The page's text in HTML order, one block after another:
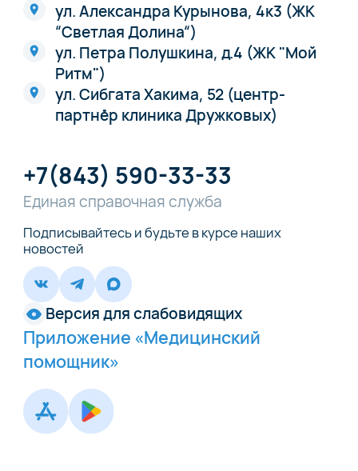
ул. Александра Курынова, 4к3 (ЖК
“Светлая Долина“)
ул. Петра Полушкина, д.4 (ЖК "Мой
Ритм")
ул. Сибгата Хакима, 52 (центр-
партнёр клиника Дружковых)
+7(843) 590-33-33
Единая справочная служба
Подписывайтесь и будьте в курсе наших
новостей
Версия для слабовидящих
Приложение «Медицинский
помощник»